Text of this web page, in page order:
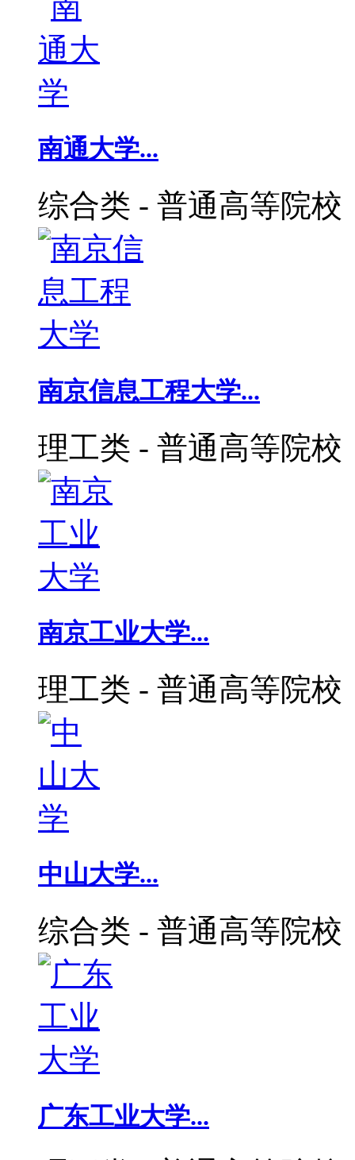
南通大学...
综合类 - 普通高等院校
南京信息工程大学...
理工类 - 普通高等院校
南京工业大学...
理工类 - 普通高等院校
中山大学...
综合类 - 普通高等院校
广东工业大学...